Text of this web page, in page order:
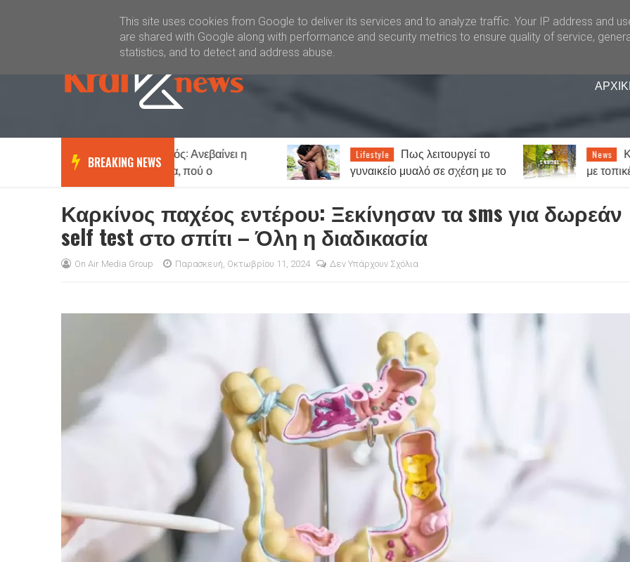
Καλώς ήλθατε Kral News
BREAKING NEWS
Καιρός: Ανεβαίνει η
θερμοκρασία, πού ο
υδράργυρος θα «χτυπήσει»
39άρια - Μέχρι 7 μποφόρ οι
Πως λειτουργεί το
γυναικείο μυαλό σε σχέση με το
News
Καιρός: Γενικά αίθριος
με τοπικές βροχές στα ορεινά
Καρκίνος παχέος εντέρου: Ξεκίνησαν τα sms για δωρεάν
self test στο σπίτι – Όλη η διαδικασία
On Air Media Group Παρασκευή, Οκτωβρίου 11, 2024 Δεν Υπάρχουν Σχόλια
This site uses cookies from Google to deliver its services and to analyze traffic. Your IP address and
are shared with Google along with performance and security metrics to ensure quality of service,
statistics, and to detect and address abuse.